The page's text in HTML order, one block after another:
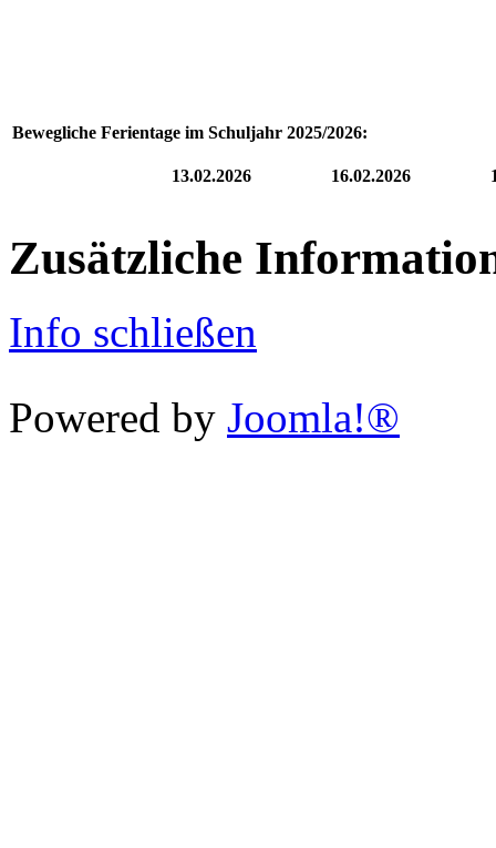
Bewegliche Ferientage im Schuljahr 2025/2026:
13.02.2026 16.02.2026
Zusätzliche
Info schließen
Powered by Joomla!®